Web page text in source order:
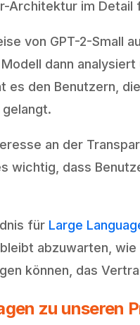
Architektur im Detail
von GPT-2-Small
dann
den Benutzern,
an der
wichtig, dass
für Large
abzuwarten,
können, das
zu unseren